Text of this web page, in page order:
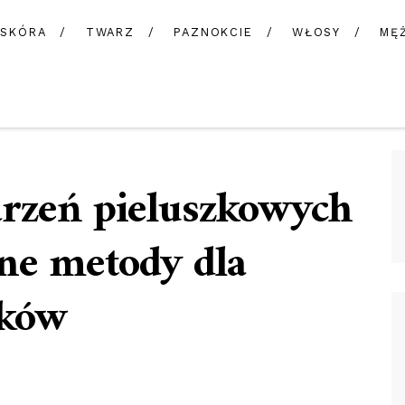
SKÓRA TWARZ PAZNOKCIE WŁOSY
pieluszkowych
metody dla